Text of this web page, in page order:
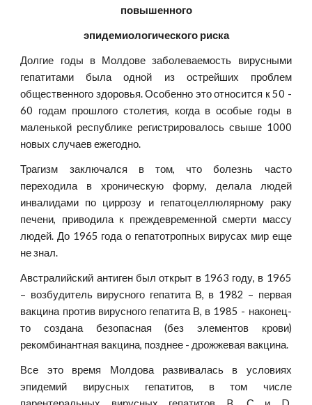
повышенного
эпидемиологического риска
Долгие годы в Молдове заболеваемость вирусными
гепатитами была одной из острейших проблем
общественного здоровья. Особенно это относится к 50 -
60 годам прошлого столетия, когда в особые годы в
маленькой республике регистрировалось свыше 1000
новых случаев ежегодно.
Трагизм заключался в том, что болезнь часто
переходила в хроническую форму, делала людей
инвалидами по циррозу и гепатоцеллюлярному раку
печени, приводила к преждевременной смерти массу
людей. До 1965 года о гепатотропных вирусах мир еще
не знал.
Австралийский антиген был открыт в 1963 году, в 1965
– возбудитель вирусного гепатита В, в 1982 – первая
вакцина против вирусного гепатита В, в 1985 - наконец-
то создана безопасная (без элементов крови)
рекомбинантная вакцина, позднее - дрожжевая вакцина.
Все это время Молдова развивалась в условиях
эпидемий вирусных гепатитов, в том числе